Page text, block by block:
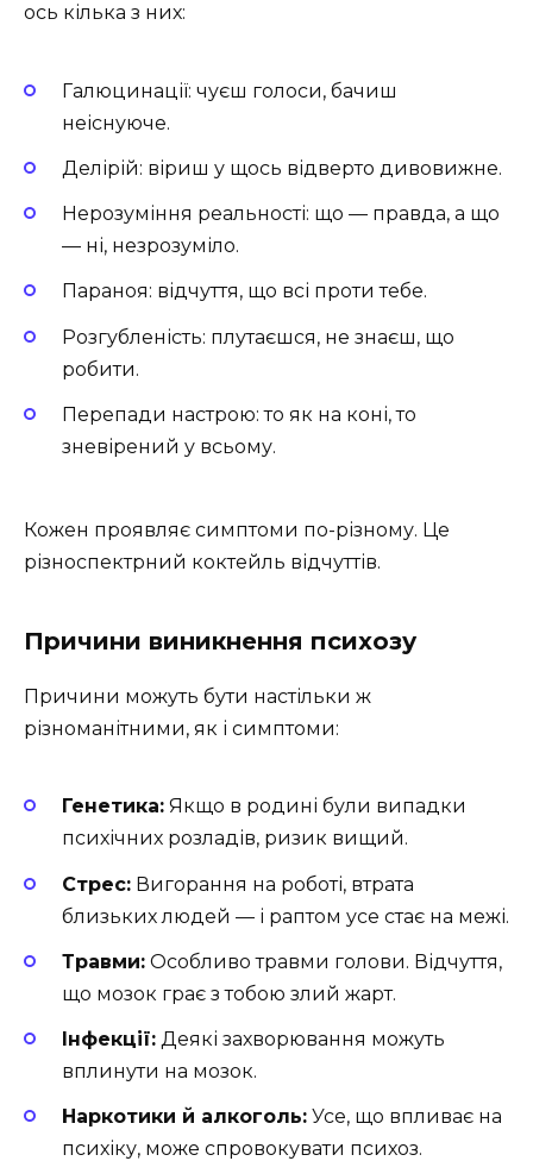
ось кілька з них:
Галюцинації: чуєш голоси, бачиш
неіснуюче.
Делірій: віриш у щось відверто дивовижне.
Нерозуміння реальності: що — правда, а що
— ні, незрозуміло.
Параноя: відчуття, що всі проти тебе.
Розгубленість: плутаєшся, не знаєш, що
робити.
Перепади настрою: то як на коні, то
зневірений у всьому.
Кожен проявляє симптоми по-різному. Це
різноспектрний коктейль відчуттів.
Причини виникнення психозу
Причини можуть бути настільки ж
різноманітними, як і симптоми:
Генетика: Якщо в родині були випадки
психічних розладів, ризик вищий.
Стрес: Вигорання на роботі, втрата
близьких людей — і раптом усе стає на межі.
Травми: Особливо травми голови. Відчуття,
що мозок грає з тобою злий жарт.
Інфекції: Деякі захворювання можуть
вплинути на мозок.
Наркотики й алкоголь: Усе, що впливає на
психіку, може спровокувати психоз.